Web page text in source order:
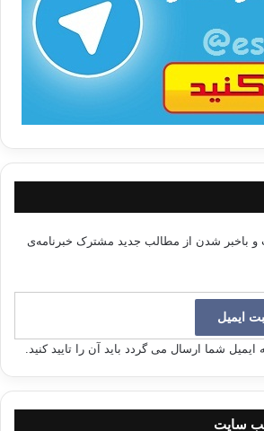
و باخبر شدن از مطالب جدید مشترک خبرنامه‌ی
ایمیل شما ارسال می گردد باید آن را تایید کنید.
سایت